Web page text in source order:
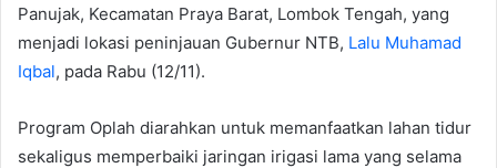
Panujak, Kecamatan Praya Barat, Lombok Tengah, yang
menjadi lokasi peninjauan Gubernur NTB, Lalu Muhamad
Iqbal, pada Rabu (12/11).
Program Oplah diarahkan untuk memanfaatkan lahan tidur
sekaligus memperbaiki jaringan irigasi lama yang selama